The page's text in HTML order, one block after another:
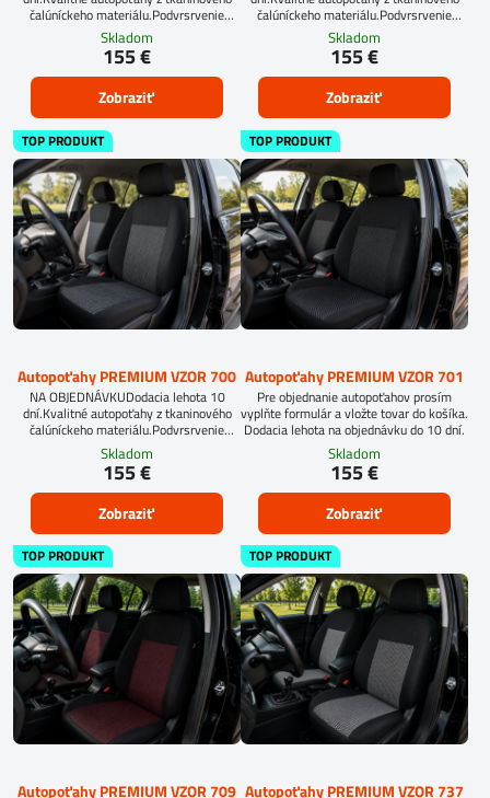
čalúníckeho materiálu.Podvrsrvenie
molitan 5 mm.Pre objednanie autopoťahu
na mieru je potrebné vyplniť
objednávkový formulár.OBJEDNAŤ TU
Skladom
155 €
Zobraziť
čalúníckeho materiálu.Podvrsrvenie
molitan 5 mm.
Skladom
155 €
Zobraziť
TOP PRODUKT
Autopoťahy PREMIUM VZOR 700
NA OBJEDNÁVKUDodacia lehota 10
dní.Kvalitné autopoťahy z tkaninového
čalúníckeho materiálu.Podvrsrvenie
molitan 5 mm.
Skladom
155 €
Zobraziť
TOP PRODUKT
Autopoťahy PREMIUM VZOR 701
Pre objednanie autopoťahov prosím
vyplňte formulár a vložte tovar do košíka.
Dodacia lehota na objednávku do 10 dní.
Skladom
155 €
Zobraziť
TOP PRODUKT
Autopoťahy PREMIUM VZOR 709
TOP PRODUKT
Autopoťahy PREMIUM VZOR 737